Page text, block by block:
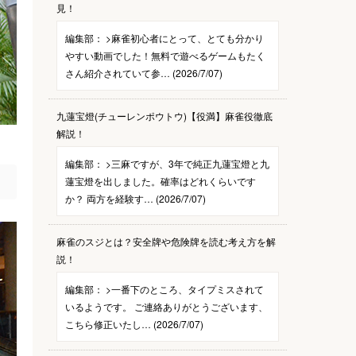
見！
編集部： >麻雀初心者にとって、とても分かり
やすい動画でした！無料で遊べるゲームもたく
さん紹介されていて参… (2026/7/07)
九蓮宝燈(チューレンポウトウ)【役満】麻雀役徹底
解説！
編集部： >三麻ですが、3年で純正九蓮宝燈と九
蓮宝燈を出しました。確率はどれくらいです
か？ 両方を経験す… (2026/7/07)
麻雀のスジとは？安全牌や危険牌を読む考え方を解
説！
編集部： >一番下のところ、タイプミスされて
いるようです。 ご連絡ありがとうございます、
こちら修正いたし… (2026/7/07)